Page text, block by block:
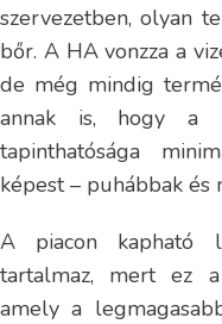
szervezetben, olyan
bőr. A HA vonzza a
de még mindig
annak is, hogy a
tapinthatósága
képest – puhábbak és
A piacon kapható
tartalmaz, mert ez a
amely a